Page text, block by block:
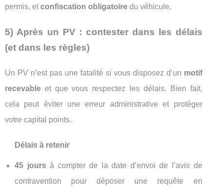
permis, et confiscation obligatoire du véhicule.
5) Après un PV : contester dans les délais
(et dans les règles)
Un PV n’est pas une fatalité si vous disposez d’un motif
recevable et que vous respectez les délais. Bien fait,
cela peut éviter une erreur administrative et protéger
votre capital points.
Délais à retenir
45 joursà compter de la date d’envoi de l’avis de
contravention pour déposer une requête en